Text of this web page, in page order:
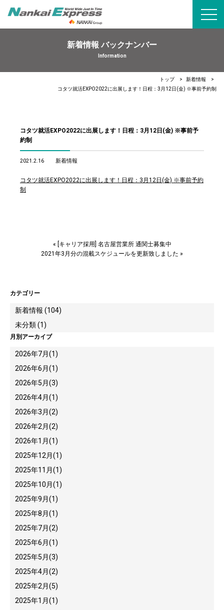
新着情報 バックナンバー
Information
トップ
新着情報
コタツ就活EXPO2022に出展します！日程：3月12日(金) ※事前予約制
コタツ就活EXPO2022に出展します！日程：3月12日(金) ※事前予
約制
2021.2.16 新着情報
コタツ就活EXPO2022に出展します！日程：3月12日(金) ※事前予約
制
« [キャリア採用] 名古屋営業所 通関士募集中
2021年3月分の混載スケジュールを更新致しました »
カテゴリー
新着情報 (104)
未分類 (1)
月別アーカイブ
2026年7月(1)
2026年6月(1)
2026年5月(3)
2026年4月(1)
2026年3月(2)
2026年2月(2)
2026年1月(1)
2025年12月(1)
2025年11月(1)
2025年10月(1)
2025年9月(1)
2025年8月(1)
2025年7月(2)
2025年6月(1)
2025年5月(3)
2025年4月(2)
2025年2月(5)
2025年1月(1)